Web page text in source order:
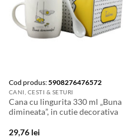
Cod produs:5908276476572
CANI, CESTI & SETURI
Cana cu lingurita 330 ml „Buna
dimineata”, in cutie decorativa
29,76 lei